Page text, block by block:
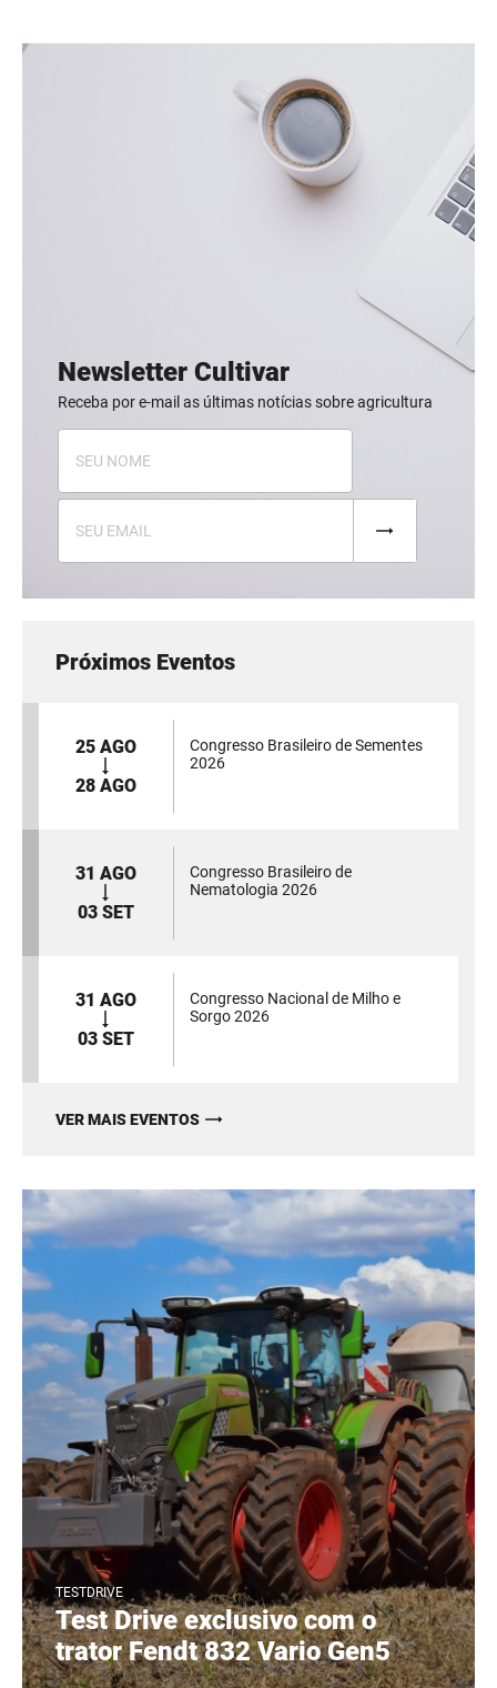
Newsletter Cultivar
Receba por e-mail as últimas notícias sobre agricultura
Próximos Eventos
25 AGO
28 AGO
Congresso Brasileiro de Sementes
2026
31 AGO
03 SET
Congresso Brasileiro de
Nematologia 2026
31 AGO
03 SET
Congresso Nacional de Milho e
Sorgo 2026
VER MAIS EVENTOS
TESTDRIVE
Test Drive exclusivo com o
trator Fendt 832 Vario Gen5